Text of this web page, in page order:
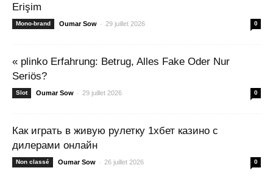
Erişim
Mono-brand Oumar Sow - 29 juillet 2026 0
« plinko Erfahrung: Betrug, Alles Fake Oder Nur
Seriös?
Slot Oumar Sow - 29 juillet 2026 0
Как играть в живую рулетку 1хбет казино с
дилерами онлайн
Non classé Oumar Sow - 26 juillet 2026 0